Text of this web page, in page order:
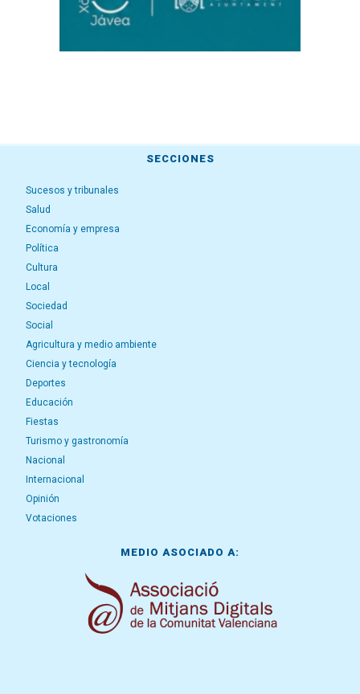
SECCIONES
Sucesos y tribunales
Salud
Economía y empresa
Política
Cultura
Local
Sociedad
Social
Agricultura y medio ambiente
Ciencia y tecnología
Deportes
Educación
Fiestas
Turismo y gastronomía
Nacional
Internacional
Opinión
Votaciones
MEDIO ASOCIADO A: